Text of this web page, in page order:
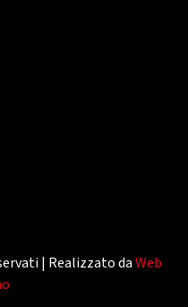
| Realizzato daWeb